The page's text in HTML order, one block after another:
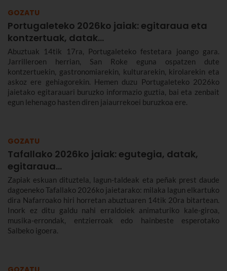
GOZATU
Portugaleteko 2026ko jaiak: egitaraua eta
kontzertuak, datak...
Abuztuak 14tik 17ra, Portugaleteko festetara joango gara.
Jarrilleroen herrian, San Roke eguna ospatzen dute
kontzertuekin, gastronomiarekin, kulturarekin, kirolarekin eta
askoz ere gehiagorekin. Hemen duzu Portugaleteko 2026ko
jaietako egitarauari buruzko informazio guztia, bai eta zenbait
egun lehenago hasten diren jaiaurrekoei buruzkoa ere.
GOZATU
Tafallako 2026ko jaiak: egutegia, datak,
egitaraua...
Zapiak eskuan dituztela, lagun-taldeak eta peñak prest daude
dagoeneko Tafallako 2026ko jaietarako: milaka lagun elkartuko
dira Nafarroako hiri horretan abuztuaren 14tik 20ra bitartean.
Inork ez ditu galdu nahi erraldoiek animaturiko kale-giroa,
musika-errondak, entzierroak edo hainbeste esperotako
Salbeko igoera.